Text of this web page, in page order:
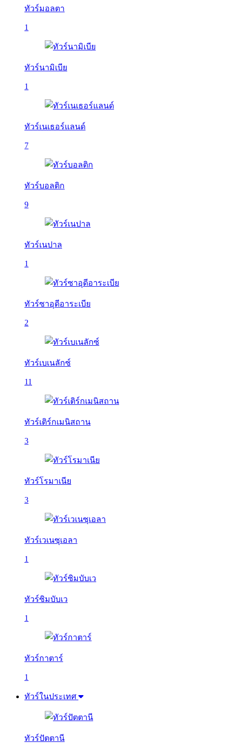
ทัวร์มอลตา
1
ทัวร์นามิเบีย
1
ทัวร์เนเธอร์แลนด์
7
ทัวร์บอลติก
9
ทัวร์เนปาล
1
ทัวร์ซาอุดีอาระเบีย
2
ทัวร์เบเนลักซ์
11
ทัวร์เติร์กเมนิสถาน
3
ทัวร์โรมาเนีย
3
ทัวร์เวเนซุเอลา
1
ทัวร์ซิมบับเว
1
ทัวร์กาตาร์
1
ทัวร์ในประเทศ
ทัวร์ปัตตานี